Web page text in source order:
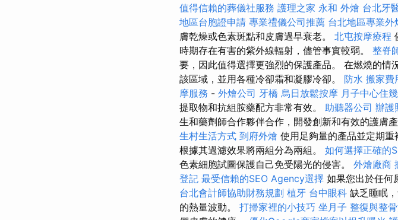
值得信賴的葬儀社服務 護理之家 永和 外燴 台北牙
地區台胞證申請 專業禮儀公司推薦 台北地區專業外
膚乾燥或色素斑點和皮膚過早衰老。 北屯按摩療程
時期存在有害的紫外線輻射，儘管事實較弱。 整脊
要，因此值得選擇更強烈的保護產品。 在燃燒的
該區域，並用各種冷卻霜和凝膠冷卻。 防水 搬家費
摩服務 - 外燴公司 牙橋 烏日放鬆按摩 月子中心住
提取物和抗組胺藥配方非常有效。 助聽器公司 辦護
生和藥劑師合作夥伴合作，開發創新和有效的護膚
生村生活方式 到府外燴 使用足夠量的產品並定期重
根據其過濾效果將兩組分為兩組。 如何選擇正確的
色素細胞試圖保護自己免受陽光的侵害。 外燴廠商
登記 最受信賴的SEO Agency選擇 如果您出於任何
台北會計師協助財務規劃 植牙 台中眼科 缺乏睡眠
的熱量波動。 打掃家裡的小技巧 坐月子 整復與整